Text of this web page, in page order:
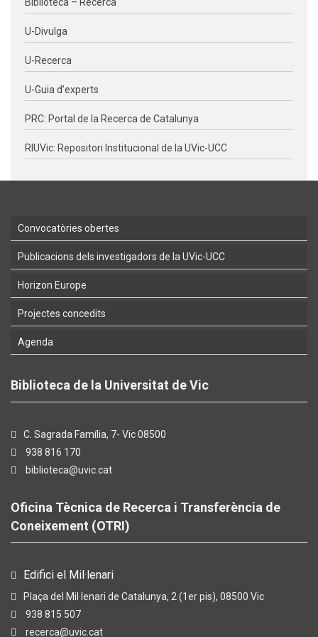
U-Divulga
U-Recerca
U-Guia d’experts
PRC: Portal de la Recerca de Catalunya
RIUVic: Repositori Institucional de la UVic-UCC
Convocatòries obertes
Publicacions dels investigadors de la UVic-UCC
Horizon Europe
Projectes concedits
Agenda
Biblioteca de la Universitat de Vic
C. Sagrada Família, 7- Vic 08500
938 816 170
biblioteca@uvic.cat
Oficina Tècnica de Recerca i Transferència de
Coneixement (OTRI)
Edifici el Mil·lenari
Plaça del Mil·lenari de Catalunya, 2 (1er pis), 08500 Vic
938 815 507
recerca@uvic.cat